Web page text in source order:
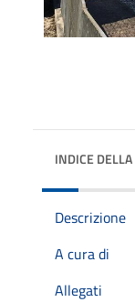
INDICE
Descrizione
A cura di
Allegati